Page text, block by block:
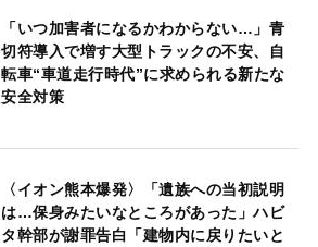
「いつ加害者になるかわからない…」青
切符導入で増す大型トラックの不安、自
転車“車道走行時代”に求められる新たな
安全対策
〈イオン熊本爆発〉「遺族への当初説明
は…保身みたいなところがあった」ハビ
タ幹部が謝罪告白「建物内に戻りたいと